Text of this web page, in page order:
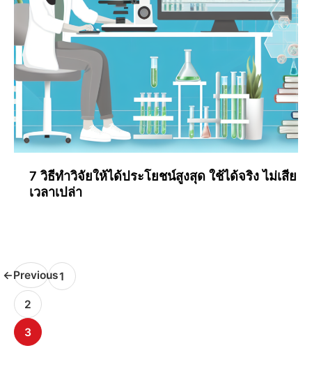
7 วิธีทำวิจัยให้ได้ประโยชน์สูงสุด ใช้ได้จริง ไม่เสีย
เวลาเปล่า
←Previous1
2
3